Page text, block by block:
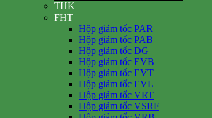
THK
FHT
Hộp giảm tốc PAR
Hộp giảm tốc PAB
Hộp giảm tốc DG
Hộp giảm tốc EVB
Hộp giảm tốc EVT
Hộp giảm tốc EVL
Hộp giảm tốc VRT
Hộp giảm tốc VSRF